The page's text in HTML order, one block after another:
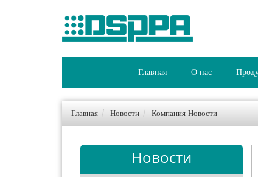
Главная О нас
Главная Новости Компания Новости
Новости